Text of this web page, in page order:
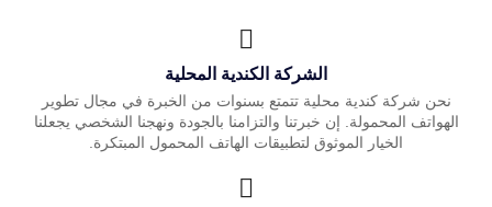
الشركة الكندية المحلية
نحن شركة كندية محلية تتمتع بسنوات من الخبرة في مجال تطوير
الهواتف المحمولة. إن خبرتنا والتزامنا بالجودة ونهجنا الشخصي يجعلنا
الخيار الموثوق لتطبيقات الهاتف المحمول المبتكرة.